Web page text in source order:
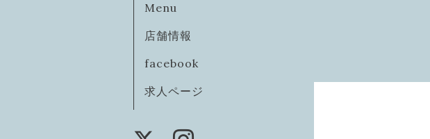
Menu
店舗情報
facebook
求人ページ